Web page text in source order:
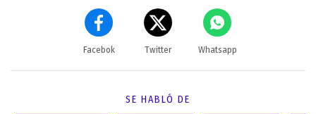
Facebok Twitter Whatsapp
SE HABLÓ DE